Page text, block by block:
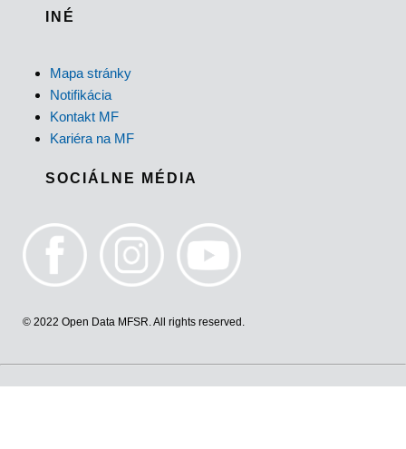
INÉ
Mapa stránky
Notifikácia
Kontakt MF
Kariéra na MF
SOCIÁLNE MÉDIA
© 2022 Open Data MFSR. All rights reserved.